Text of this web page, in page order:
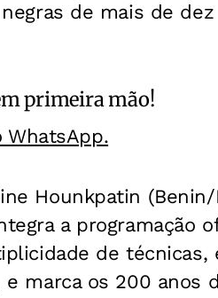
de mais de
primeira mão!
WhatsApp.
Hounkpatin
a programação
de
marca os 200 anos